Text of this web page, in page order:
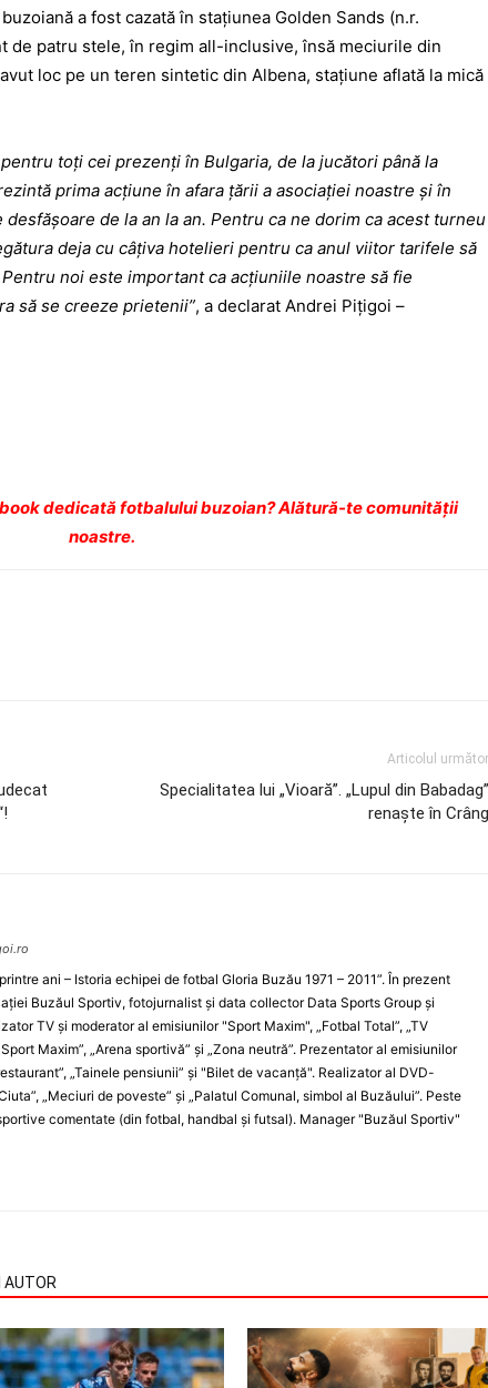
a fost cazată în stațiunea Golden Sands (n.r.
de patru stele, în regim all-inclusive, însă ­me­ciurile din
loc pe un teren sintetic din Albena, stațiune aflată la mică
toți cei prezenți în Bulgaria, de la jucători până la
prima acțiune în afara țării a asociației noastre și în
de la an la an. Pentru ca ne dorim ca acest turneu
deja cu câțiva hotelieri pentru ca anul viitor ­ta­rifele să
noi este important ca acțiuniile noastre să fie
să se creeze prietenii”, a declarat Andrei Pițigoi –
dedicată fotbalului buzoian? Alătură-te comunității
noastre.
Articolul următor
Specialitatea lui „Vioară”. „Lupul din Babadag”
renaşte în Crâng
ani – Istoria echipei de fotbal Gloria Buzău 1971 – 2011”. În prezent
Buzăul Sportiv, fotojurnalist şi data collector Data Sports Group şi
TV şi moderator al emisiunilor "Sport Maxim", „Fotbal Total”, „TV
Maxim”, „Arena sportivă” şi „Zona neutră”. Prezentator al emisiunilor
„Tainele pensiunii” şi "Bilet de vacanţă". Realizator al DVD-
„Meciuri de poveste” şi „Palatul Comunal, simbol al Buzăului”. Peste
comentate (din fotbal, handbal şi futsal). Manager "Buzăul Sportiv"
AUTOR